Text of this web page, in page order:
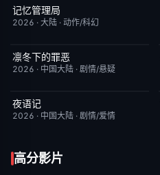
更新至第4集
记忆管理局
2026 · 大陆 · 动作/科幻
已完结
凛冬下的罪恶
2026 · 中国大陆 · 剧情/悬疑
更新至第18集
夜语记
2026 · 中国大陆 · 剧情/爱情
高分影片